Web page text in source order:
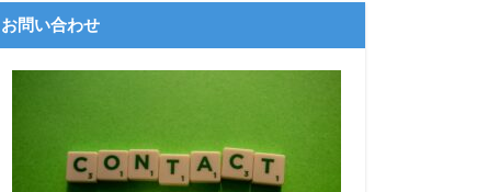
お問い合わせ